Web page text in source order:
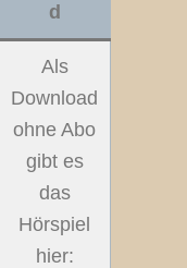
d
Als
Download
ohne Abo
gibt es
das
Hörspiel
hier: